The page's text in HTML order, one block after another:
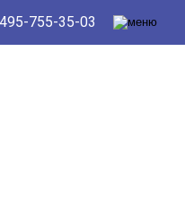
755-35-03